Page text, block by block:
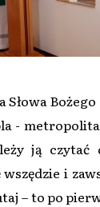
- metropolita
ją czytać
i
– to po